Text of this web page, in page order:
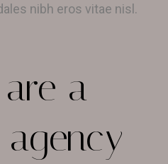
nibh eros vitae nisl.
are a